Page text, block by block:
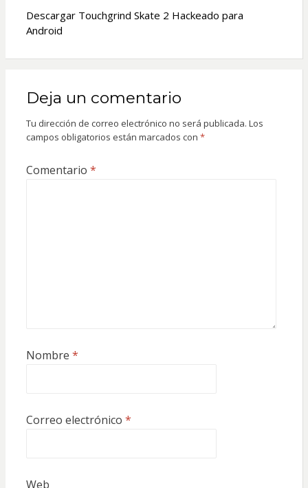
Descargar Touchgrind Skate 2 Hackeado para
Android
Deja un comentario
Tu dirección de correo electrónico no será publicada. Los
campos obligatorios están marcados con *
Comentario *
Nombre *
Correo electrónico *
Web